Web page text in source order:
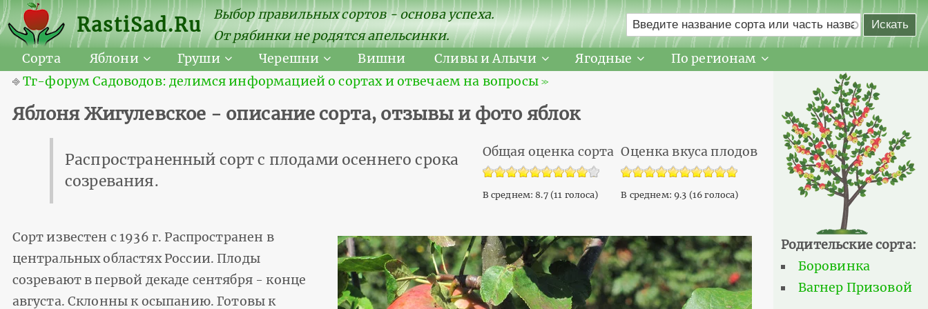
RastiSad.Ru
Выбор правильных сортов - основа успеха.
От рябинки не родятся апельсинки.
Сорта
Яблони Груши Черешни Вишни Сливы и Алычи Ягодные
По регионам
⎆Тг-форум Садоводов: делимся информацией о сортах и отвечаем на вопросы ≫
Яблоня Жигулевское - описание сорта, отзывы и фото яблок
Оценка вкуса плодов
В среднем: 9.3 (16 голоса)
Общая оценка сорта
В среднем:8.7 (11 голоса)
Распространенный сорт с плодами осеннего срока
созревания.
Сорт известен с 1936 г. Распространен в
центральных областях России. Плоды
созревают в первой декаде сентября - конце
августа. Склонны к осыпанию. Готовы к
Родительские сорта:
Боровинка
Вагнер Призовой